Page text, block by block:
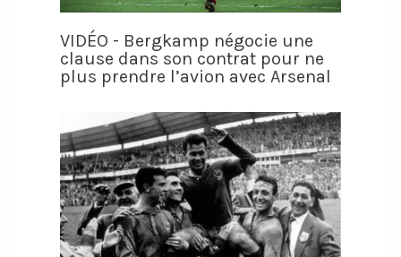
VIDÉO - Bergkamp négocie une
clause dans son contrat pour ne
plus prendre l’avion avec Arsenal